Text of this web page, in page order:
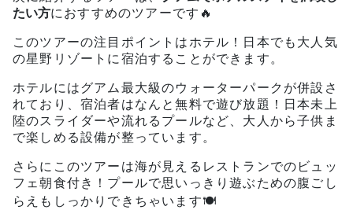
たい方におすすめのツアーです🔥
このツアーの注目ポイントはホテル！日本でも大人気
の星野リゾートに宿泊することができます。
ホテルにはグアム最大級のウォーターパークが併設さ
れており、宿泊者はなんと無料で遊び放題！日本未上
陸のスライダーや流れるプールなど、大人から子供ま
で楽しめる設備が整っています。
さらにこのツアーは海が見えるレストランでのビュッ
フェ朝食付き！プールで思いっきり遊ぶための腹ごし
らえもしっかりできちゃいます🍽️